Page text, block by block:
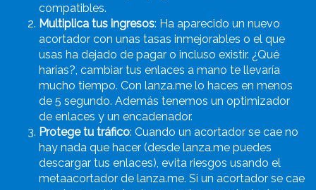
compatibles.
Multiplica tus ingresos: Ha aparecido un nuevo
acortador con unas tasas inmejorables o el que
usas ha dejado de pagar o incluso existir. ¿Qué
harías?, cambiar tus enlaces a mano te llevaría
mucho tiempo. Con lanza.me lo haces en menos
de 5 segundo. Además tenemos un optimizador
de enlaces y un encadenador.
Protege tu tráfico: Cuando un acortador se cae no
hay nada que hacer (desde lanza.me puedes
descargar tus enlaces), evita riesgos usando el
metaacortador de lanza.me. Si un acortador se cae